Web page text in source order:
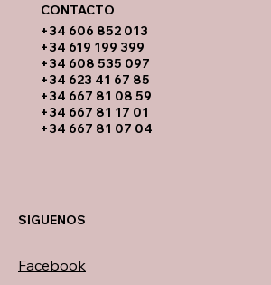
​+34 606 852 013
+34 619 199 399
​+34 608 535 097
+34 623 41 67 85
+34 667 81 08 59
+34 667 81 17 01
+34 667 81 07 04
CONTACTO​
SIGUENOS
Facebook